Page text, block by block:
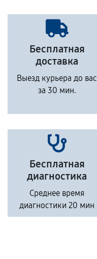
Бесплатная
доставка
Выезд курьера до вас
за 30 мин.
Бесплатная
диагностика
Среднее время
диагностики 20 мин